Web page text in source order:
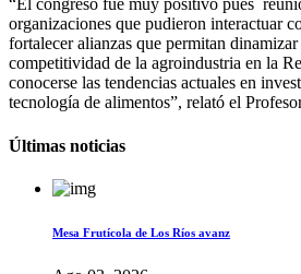
“El congreso fue muy positivo pues
organizaciones que pudieron interactuar
fortalecer alianzas que permitan
competitividad de la agroindustria en la
conocerse las tendencias actuales en
tecnología de alimentos”, relató el
Últimas noticias
Mesa Frutícola de Los Ríos avanz